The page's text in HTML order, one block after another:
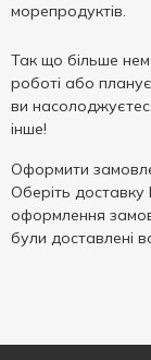
морепродуктів.
Так що більше
роботі або
ви
інше!
Оформити
Оберіть
оформлення
були доставлені